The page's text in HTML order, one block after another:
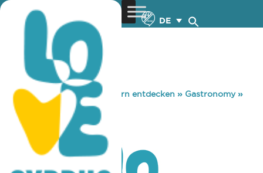
DE
You are here: Home »Zypern entdecken » Gastronomy»
FACETIME
FACETIME